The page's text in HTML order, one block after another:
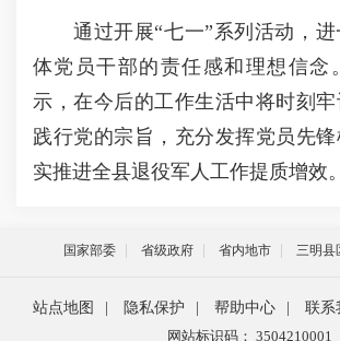
通过开展“七一”系列活动，进
体党员干部的责任感和理想信念
示，在今后的工作生活中将时刻牢
践行党的宗旨，充分发挥党员先
实推进全县退役军人工作提质增效。
国家部委 省级政府 省内地市 三明县
站点地图 隐私保护 帮助中心 联系
网站标识码： 3504210001